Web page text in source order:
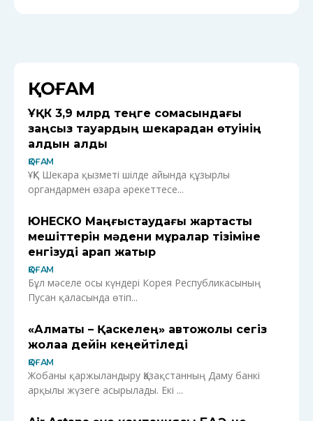
ҚОҒАМ
ҰҚК 3,9 млрд теңге сомасындағы
заңсыз тауардың шекарадан өтуінің
алдын алды
ҚОҒАМ
ҰҚК Шекара қызметі шілде айында құзырлы
органдармен өзара әрекеттесе...
ЮНЕСКО Маңғыстаудағы жартасты
мешіттерін мәдени мұралар тізіміне
енгізуді қарап жатыр
ҚОҒАМ
Бұл мәселе осы күндері Корея Республикасының
Пусан қаласында өтіп...
«Алматы – Қаскелең» автожолы сегіз
жолаққа дейін кеңейтіледі
ҚОҒАМ
Жобаны қаржыландыру Қазақстанның Даму банкі
арқылы жүзеге асырылады. Екі ...